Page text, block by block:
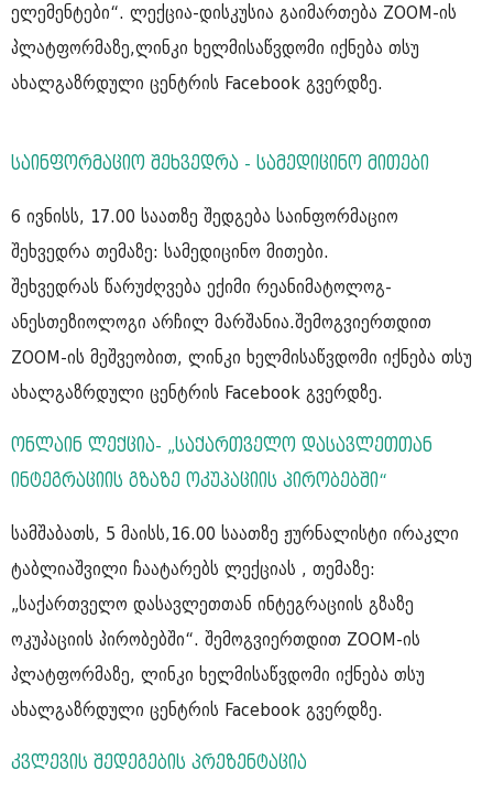
ელემენტები“. ლექცია-დისკუსია გაიმართება ZOOM-ის
პლატფორმაზე,ლინკი ხელმისაწვდომი იქნება თსუ
ახალგაზრდული ცენტრის Facebook გვერდზე.
საინფორმაციო შეხვედრა - სამედიცინო მითები
6 ივნისს, 17.00 საათზე შედგება საინფორმაციო
შეხვედრა თემაზე: სამედიცინო მითები.
შეხვედრას წარუძღვება ექიმი რეანიმატოლოგ-
ანესთეზიოლოგი არჩილ მარშანია.შემოგვიერთდით
ZOOM-ის მეშვეობით, ლინკი ხელმისაწვდომი იქნება თსუ
ახალგაზრდული ცენტრის Facebook გვერდზე.
ონლაინ ლექცია- „საქართველო დასავლეთთან
ინტეგრაციის გზაზე ოკუპაციის პირობებში“
სამშაბათს, 5 მაისს,16.00 საათზე ჟურნალისტი ირაკლი
ტაბლიაშვილი ჩაატარებს ლექციას , თემაზე:
„საქართველო დასავლეთთან ინტეგრაციის გზაზე
ოკუპაციის პირობებში“. შემოგვიერთდით ZOOM-ის
პლატფორმაზე, ლინკი ხელმისაწვდომი იქნება თსუ
ახალგაზრდული ცენტრის Facebook გვერდზე.
კვლევის შედეგების პრეზენტაცია